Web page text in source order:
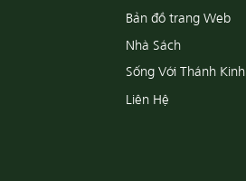
Bản đồ trang Web
Nhà Sách
Sống Với Thánh Kinh
Liên Hệ